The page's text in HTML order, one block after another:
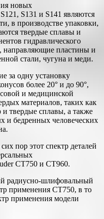
новых
S131 и S141 являются
в производстве упаковки,
твердые сплавы и
гидравлического
направляющие пластины и
стали, чугуна и меди.
за одну установку
более 20° и до 90°,
и медицинской
материалов, таких как
твердые сплавы, а также
и бедренных человеческих
пор этот спектр деталей
CT750 и CT960.
радиусно-шлифовальный
применения CT750, в то
применения модели